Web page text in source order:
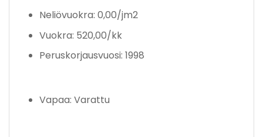
Neliövuokra: 0,00/jm2
Vuokra: 520,00/kk
Peruskorjausvuosi: 1998
Vapaa: Varattu